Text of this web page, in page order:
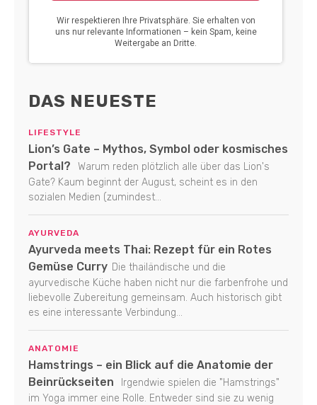
DAS NEUESTE
LIFESTYLE
Lion’s Gate – Mythos, Symbol oder kosmisches
Portal?
Warum reden plötzlich alle über das Lion's
Gate? Kaum beginnt der August, scheint es in den
sozialen Medien (zumindest...
AYURVEDA
Ayurveda meets Thai: Rezept für ein Rotes
Gemüse Curry Die thailändische und die
ayurvedische Küche haben nicht nur die farbenfrohe und
liebevolle Zubereitung gemeinsam. Auch historisch gibt
es eine interessante Verbindung...
ANATOMIE
Hamstrings – ein Blick auf die Anatomie der
Beinrückseiten
Irgendwie spielen die "Hamstrings"
im Yoga immer eine Rolle. Entweder sind sie zu wenig